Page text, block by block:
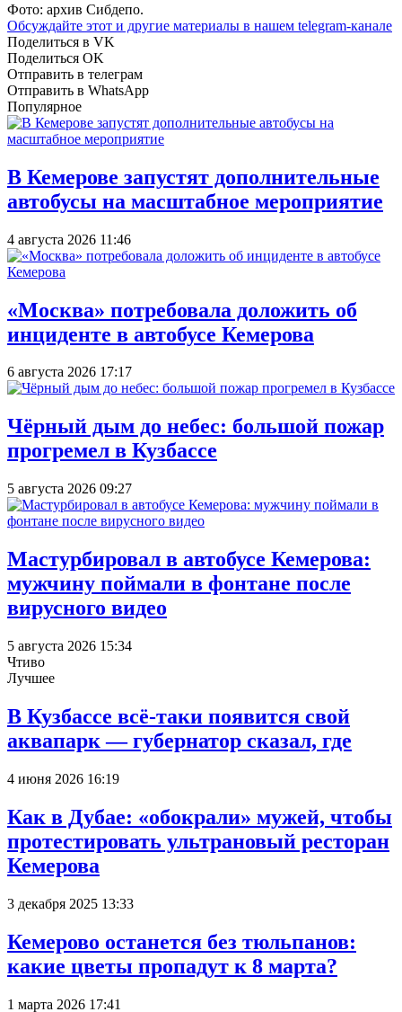
Фото: архив Сибдепо.
Обсуждайте этот и другие материалы в нашем telegram-канале
Поделиться в VK
Поделиться OK
Отправить в телеграм
Отправить в WhatsApp
Популярное
В Кемерове запустят дополнительные
автобусы на масштабное мероприятие
4 августа 2026 11:46
«Москва» потребовала доложить об
инциденте в автобусе Кемерова
6 августа 2026 17:17
Чёрный дым до небес: большой пожар
прогремел в Кузбассе
5 августа 2026 09:27
Мастурбировал в автобусе Кемерова:
мужчину поймали в фонтане после
вирусного видео
5 августа 2026 15:34
Чтиво
Лучшее
В Кузбассе всё-таки появится свой
аквапарк — губернатор сказал, где
4 июня 2026 16:19
Как в Дубае: «обокрали» мужей, чтобы
протестировать ультрановый ресторан
Кемерова
3 декабря 2025 13:33
Кемерово останется без тюльпанов:
какие цветы пропадут к 8 марта?
1 марта 2026 17:41